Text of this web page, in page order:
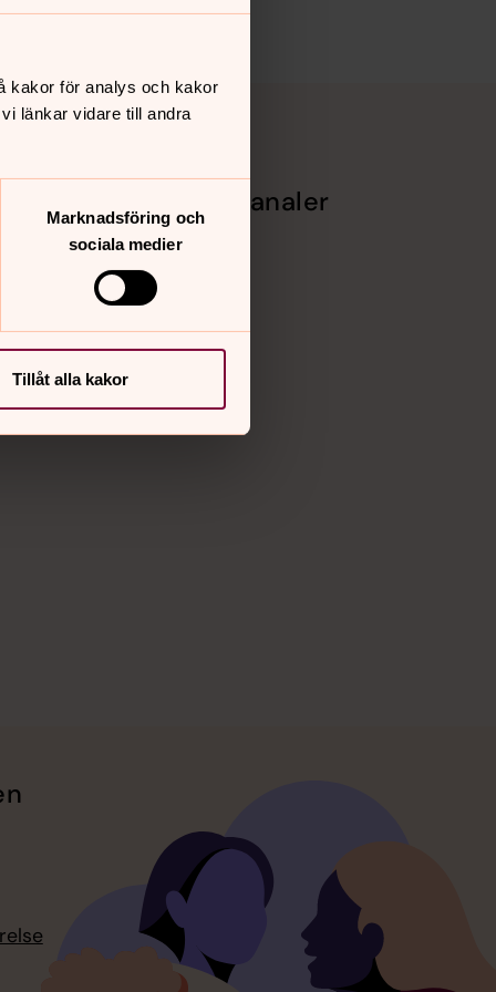
kakor för analys och kakor
länkar vidare till andra
Marknadsföring och
sociala medier
Tillåt alla kakor
Sociala kanaler
Facebook
Instagram
Vimeo